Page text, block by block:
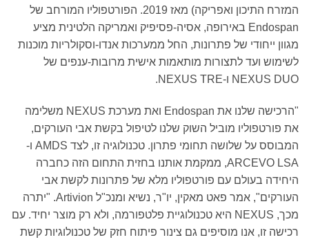
המזרח התיכון ואפריקה) מאז 2019. הפורטפוליו המורחב של
Endospan באירופה, אסיה-פסיפיק ואמריקה הלטינית מציע
מגוון ייחודי של פתרונות, החל ממערכות אנדו-וסקולריות מוכנות
לשימוש ועד לתצורות מותאמות אישית מרובות-ענפים של
NEXUS DUO ו-NEXUS TRE.
"הרכישה שלנו את Endospan ואת מערכת NEXUS משלימה
את פורטפוליו מוביל השוק שלנו לטיפול בקשת אבי העורקים,
המבוסס על שלושה תחומי פתרון. טכנולוגיה זו, לצד AMDS ו-
ARCEVO LSA, ממקמת אותנו בחזית התחום הזה כחברה
היחידה בעולם עם פורטפוליו מלא של פתרונות לקשת אבי
העורקים", אמר פאט מאקין, יו"ר, נשיא ומנכ"ל Artivion. "יתרה
מכך, NEXUS היא טכנולוגיית פלטפורמה, ולא רק מוצר יחיד. עם
רכישה זו, אנו מוסיפים גם צינור פיתוח חזק של טכנולוגיות קשת